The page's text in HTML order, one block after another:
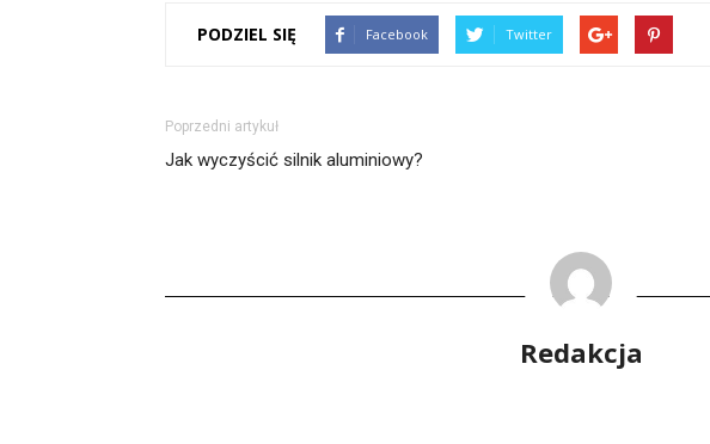
PODZIEL SIĘ Facebook Twitter
Poprzedni artykuł
Jak wyczyścić silnik aluminiowy?
Redakcja